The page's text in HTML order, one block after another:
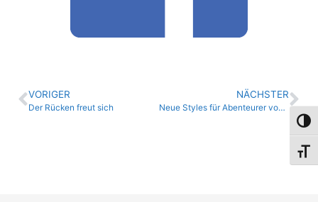
VORIGER
Der Rücken freut sich
NÄCHSTER
Neue Styles für Abenteurer von AFFENZAHN